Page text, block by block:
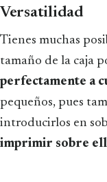
Versatilidad
Tienes muchas
tamaño de la caja
perfectamente a
pequeños, pues
introducirlos en
imprimir sobre